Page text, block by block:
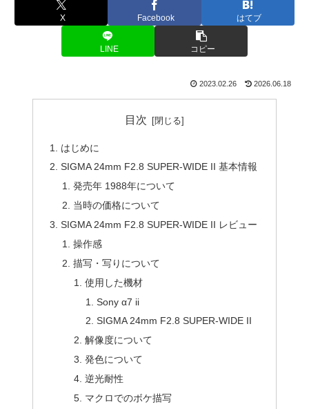
X Facebook はてブ
LINE コピー
2023.02.26 2026.06.18
目次
はじめに
SIGMA 24mm F2.8 SUPER-WIDE II 基本情報
発売年 1988年について
当時の価格について
SIGMA 24mm F2.8 SUPER-WIDE II レビュー
操作感
描写・写りについて
使用した機材
Sony α7 ii
SIGMA 24mm F2.8 SUPER-WIDE II
解像度について
発色について
逆光耐性
マクロでのボケ描写